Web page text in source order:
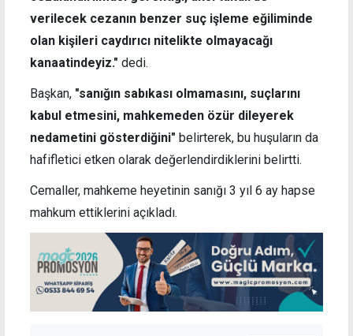
verilecek cezanın benzer suç işleme eğiliminde
olan kişileri caydırıcı nitelikte olmayacağı
kanaatindeyiz." dedi.
Başkan, "sanığın sabıkası olmamasını, suçlarını
kabul etmesini, mahkemeden özür dileyerek
nedametini gösterdiğini" belirterek, bu huşuların da
hafifletici etken olarak değerlendirdiklerini belirtti.
Cemaller, mahkeme heyetinin sanığı 3 yıl 6 ay hapse
mahkum ettiklerini açıkladı.